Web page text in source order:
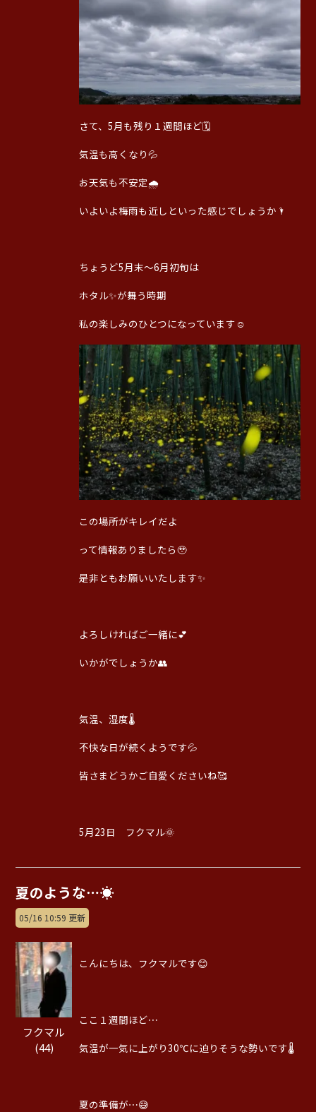
さて、5月も残り１週間ほど🗓️
気温も高くなり💦
お天気も不安定🌧️
いよいよ梅雨も近しといった感じでしょうか🌂
ちょうど5月末〜6月初旬は
ホタル✨️が舞う時期
私の楽しみのひとつになっています☺️
この場所がキレイだよ
って情報ありましたら🥹
是非ともお願いいたします✨
よろしければご一緒に💕
いかがでしょうか👥
気温、湿度🌡️
不快な日が続くようです💦
皆さまどうかご自愛くださいね🥰
5月23日 フクマル🌞
夏のような⋯☀️
05/16 10:59 更新
フクマル
(44)
こんにちは、フクマルです😊
ここ１週間ほど⋯
気温が一気に上がり30℃に迫りそうな勢いです🌡️
夏の準備が⋯😅